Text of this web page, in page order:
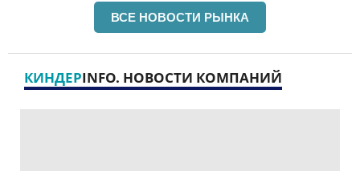
ВСЕ НОВОСТИ РЫНКА
КИНДЕРINFO. НОВОСТИ КОМПАНИЙ